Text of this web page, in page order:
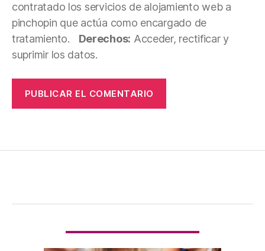
contratado los servicios de alojamiento web a
pinchopin que actúa como encargado de
tratamiento.
Derechos: Acceder, rectificar y
suprimir los datos.